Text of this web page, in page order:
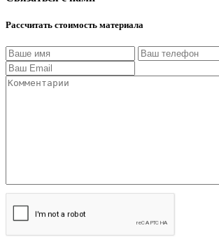
Рассчитать стоимость материала